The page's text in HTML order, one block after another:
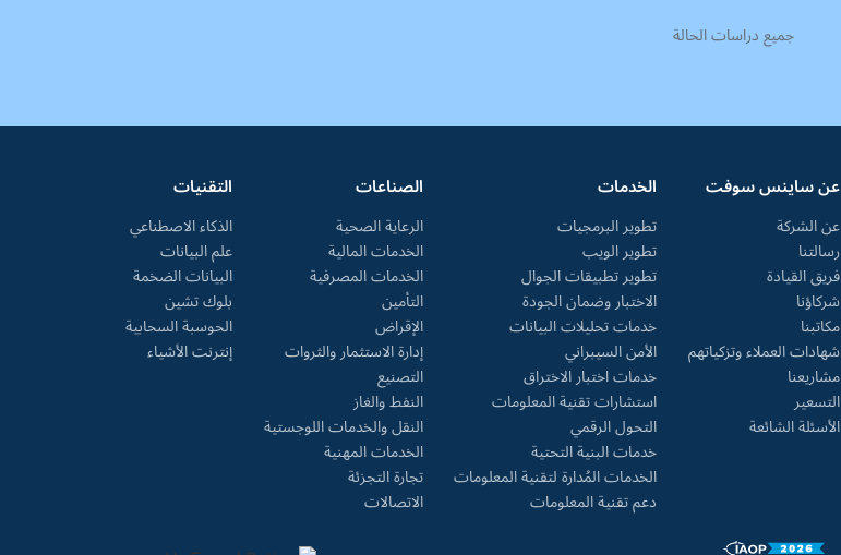
جميع دراسات الحالة
عن ساينس سوفت
عن الشركة
رسالتنا
فريق القيادة
شركاؤنا
مكاتبنا
شهادات العملاء وتزكياتهم
مشاريعنا
التسعير
الأسئلة الشائعة
الخدمات
تطوير البرمجيات
تطوير الويب
تطوير تطبيقات الجوال
الاختبار وضمان الجودة
خدمات تحليلات البيانات
الأمن السيبراني
خدمات اختبار الاختراق
استشارات تقنية المعلومات
التحول الرقمي
خدمات البنية التحتية
الخدمات المُدارة لتقنية المعلومات
دعم تقنية المعلومات
الصناعات
الرعاية الصحية
الخدمات المالية
الخدمات المصرفية
التأمين
الإقراض
إدارة الاستثمار والثروات
التصنيع
النفط والغاز
النقل والخدمات اللوجستية
الخدمات المهنية
تجارة التجزئة
الاتصالات
التقنيات
الذكاء الاصطناعي
علم البيانات
البيانات الضخمة
بلوك تشين
الحوسبة السحابية
إنترنت الأشياء